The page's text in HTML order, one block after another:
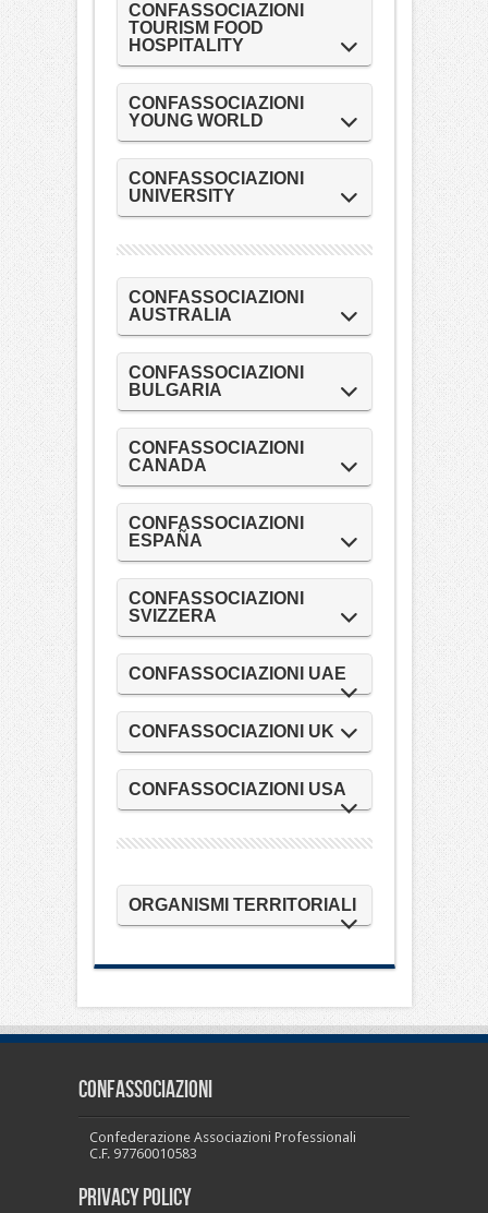
CONFASSOCIAZIONI
TOURISM FOOD
HOSPITALITY
CONFASSOCIAZIONI
YOUNG WORLD
CONFASSOCIAZIONI
UNIVERSITY
CONFASSOCIAZIONI
AUSTRALIA
CONFASSOCIAZIONI
BULGARIA
CONFASSOCIAZIONI
CANADA
CONFASSOCIAZIONI
ESPAÑA
CONFASSOCIAZIONI
SVIZZERA
CONFASSOCIAZIONI UAE
CONFASSOCIAZIONI UK
CONFASSOCIAZIONI USA
ORGANISMI TERRITORIALI
CONFASSOCIAZIONI
Confederazione Associazioni Professionali
C.F. 97760010583
PRIVACY POLICY